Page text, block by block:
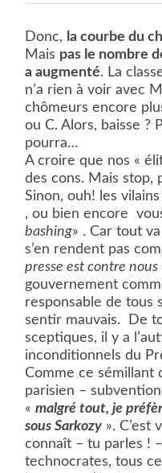
Donc, la courbe du
Mais pas le nombre
a augmenté. La
n’a rien à voir avec
chômeurs encore
ou C. Alors, baisse ?
pourra…
A croire que nos «
des cons. Mais stop,
Sinon, ouh! les
, ou bien encore
bashing» . Car tout
s’en rendent pas
presse est contre nous
gouvernement
responsable de tous
sentir mauvais.
De
sceptiques, il y a
inconditionnels du
Comme ce
parisien –
«malgré tout, je
sous Sarkozy ». C’est
connaît – tu parles !
technocrates, tous